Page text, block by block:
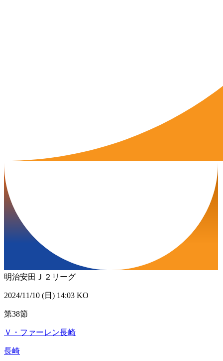
明治安田Ｊ２リーグ
2024/11/10 (日) 14:03 KO
第38節
Ｖ・ファーレン長崎
長崎